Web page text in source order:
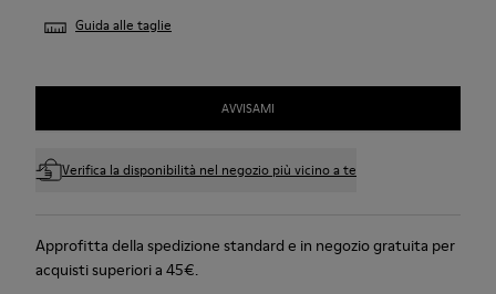
Guida alle taglie
AVVISAMI
Verifica la disponibilità nel negozio più vicino a te
Approfitta della spedizione standard e in negozio gratuita per
acquisti superiori a 45€.